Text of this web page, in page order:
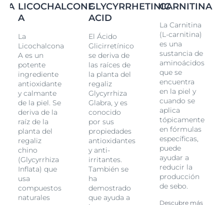
LICOCHALCONE
A
La
Licochalcona
A es un
potente
ingrediente
antioxidante
y calmante
de la piel. Se
deriva de la
raíz de la
planta del
regaliz
chino
(Glycyrrhiza
Inflata) que
usa
compuestos
naturales
GLYCYRRHETINIC
ACID
El Ácido
Glicirretínico
se deriva de
las raíces de
la planta del
regaliz
Glycyrrhiza
Glabra, y es
conocido
por sus
propiedades
antioxidantes
y anti-
irritantes.
También se
ha
demostrado
que ayuda a
CARNITINA
La Carnitina
(L-carnitina)
es una
sustancia de
aminoácidos
que se
encuentra
en la piel y
cuando se
aplica
tópicamente
en fórmulas
específicas,
puede
ayudar a
reducir la
producción
de sebo.
Descubre más